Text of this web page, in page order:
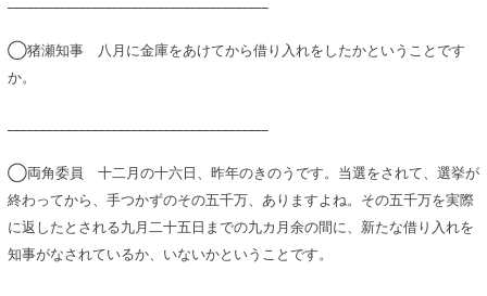
◯猪瀬知事 八月に金庫をあけてから借り入れをしたかということです
か。
◯両角委員 十二月の十六日、昨年のきのうです。当選をされて、選挙が
終わってから、手つかずのその五千万、ありますよね。その五千万を実際
に返したとされる九月二十五日までの九カ月余の間に、新たな借り入れを
知事がなされているか、いないかということです。